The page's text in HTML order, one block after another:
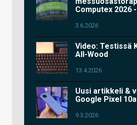
Computex 2026
3.6.2026
Video: Testissä
All-Wood
13.4.2026
Uusi artikkeli &
Google Pixel 10a
9.3.2026